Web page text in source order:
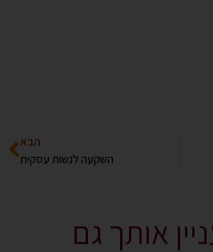
הבא
השקעה לנשות עסקית
אותך גם